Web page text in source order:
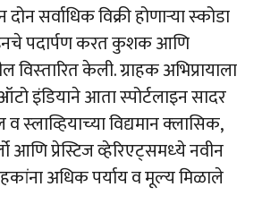
सर्वाधिक विक्री होणाऱ्या स्‍कोडा
पदार्पण करत कुशक आणि
विस्‍तारित केली. ग्राहक अभिप्रायाला
इंडियाने आता स्‍पोर्टलाइन सादर
विद्यमान क्‍लासिक,
आणि प्रेस्टिज व्‍हेरिएट्समध्‍ये नवीन
अधिक पर्याय व मूल्‍य मिळाले